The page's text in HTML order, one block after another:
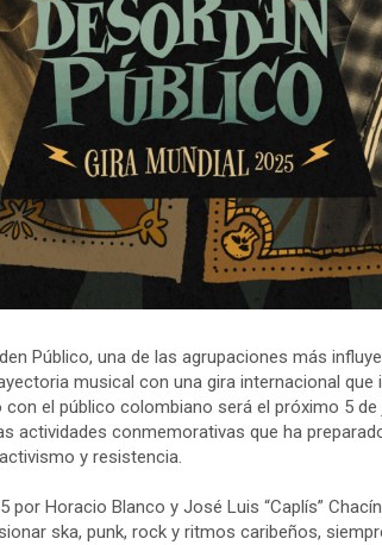
Público, una de las agrupaciones más
musical con una gira internacional que
con el público colombiano será el próximo 5
actividades conmemorativas que ha
y resistencia.
por Horacio Blanco y José Luis “Caplís”
ska, punk, rock y ritmos caribeños,